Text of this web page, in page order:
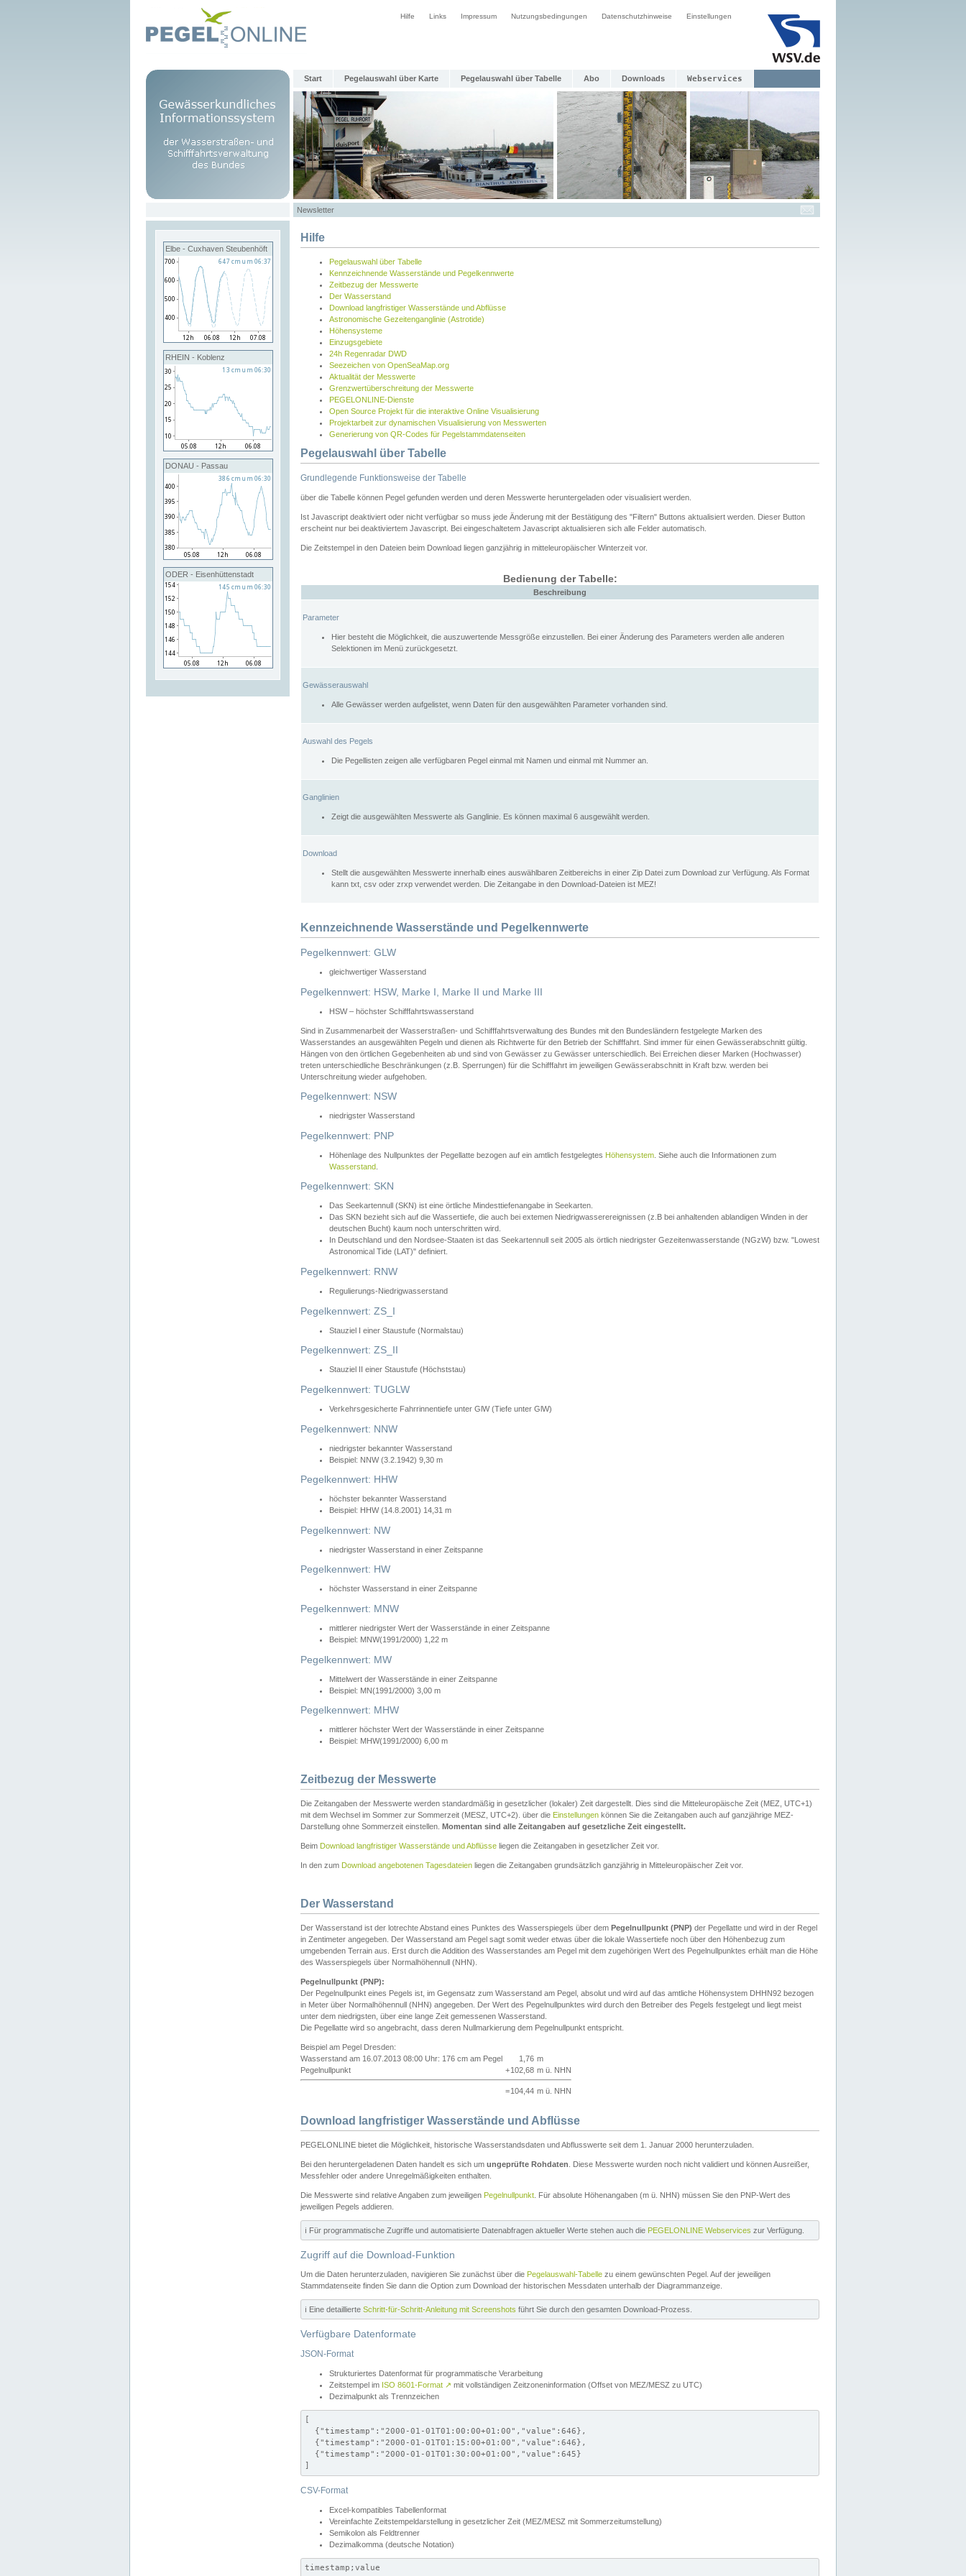
Hilfe Links Impressum Nutzungsbedingungen Datenschutzhinweise Einstellungen
Start Pegelauswahl über Karte Pegelauswahl über Tabelle Abo Downloads Webservices
Newsletter
Elbe - Cuxhaven Steubenhöft
RHEIN - Koblenz
DONAU - Passau
ODER - Eisenhüttenstadt
Hilfe
Pegelauswahl über Tabelle
Kennzeichnende Wasserstände und Pegelkennwerte
Zeitbezug der Messwerte
Der Wasserstand
Download langfristiger Wasserstände und Abflüsse
Astronomische Gezeitenganglinie (Astrotide)
Höhensysteme
Einzugsgebiete
24h Regenradar DWD
Seezeichen von OpenSeaMap.org
Aktualität der Messwerte
Grenzwertüberschreitung der Messwerte
PEGELONLINE-Dienste
Open Source Projekt für die interaktive Online Visualisierung
Projektarbeit zur dynamischen Visualisierung von Messwerten
Generierung von QR-Codes für Pegelstammdatenseiten
Pegelauswahl über Tabelle
Grundlegende Funktionsweise der Tabelle
über die Tabelle können Pegel gefunden werden und deren Messwerte heruntergeladen oder visualisiert werden.
Ist Javascript deaktiviert oder nicht verfügbar so muss jede Änderung mit der Bestätigung des "Filtern" Buttons aktualisiert werden. Dieser Button
erscheint nur bei deaktiviertem Javascript. Bei eingeschaltetem Javascript aktualisieren sich alle Felder automatisch.
Die Zeitstempel in den Dateien beim Download liegen ganzjährig in mitteleuropäischer Winterzeit vor.
Bedienung der Tabelle:
Beschreibung
Parameter
Hier besteht die Möglichkeit, die auszuwertende Messgröße einzustellen. Bei einer Änderung des Parameters werden alle anderen
Selektionen im Menü zurückgesetzt.
Gewässerauswahl
Alle Gewässer werden aufgelistet, wenn Daten für den ausgewählten Parameter vorhanden sind.
Auswahl des Pegels
Die Pegellisten zeigen alle verfügbaren Pegel einmal mit Namen und einmal mit Nummer an.
Ganglinien
Zeigt die ausgewählten Messwerte als Ganglinie. Es können maximal 6 ausgewählt werden.
Download
Stellt die ausgewählten Messwerte innerhalb eines auswählbaren Zeitbereichs in einer Zip Datei zum Download zur Verfügung. Als Format
kann txt, csv oder zrxp verwendet werden. Die Zeitangabe in den Download-Dateien ist MEZ!
Kennzeichnende Wasserstände und Pegelkennwerte
Pegelkennwert: GLW
gleichwertiger Wasserstand
Pegelkennwert: HSW, Marke I, Marke II und Marke III
HSW – höchster Schifffahrtswasserstand
Sind in Zusammenarbeit der Wasserstraßen- und Schifffahrtsverwaltung des Bundes mit den Bundesländern festgelegte Marken des
Wasserstandes an ausgewählten Pegeln und dienen als Richtwerte für den Betrieb der Schifffahrt. Sind immer für einen Gewässerabschnitt gültig.
Hängen von den örtlichen Gegebenheiten ab und sind von Gewässer zu Gewässer unterschiedlich. Bei Erreichen dieser Marken (Hochwasser)
treten unterschiedliche Beschränkungen (z.B. Sperrungen) für die Schifffahrt im jeweiligen Gewässerabschnitt in Kraft bzw. werden bei
Unterschreitung wieder aufgehoben.
Pegelkennwert: NSW
niedrigster Wasserstand
Pegelkennwert: PNP
Höhenlage des Nullpunktes der Pegellatte bezogen auf ein amtlich festgelegtes Höhensystem . Siehe auch die Informationen zum
Wasserstand
Pegelkennwert: SKN
Das Seekartennull (SKN) ist eine örtliche Mindesttiefenangabe in Seekarten.
Das SKN bezieht sich auf die Wassertiefe, die auch bei extemen Niedrigwasserereignissen (z.B bei anhaltenden ablandigen Winden in der
deutschen Bucht) kaum noch unterschritten wird.
In Deutschland und den Nordsee-Staaten ist das Seekartennull seit 2005 als örtlich niedrigster Gezeitenwasserstande (NGzW) bzw. "Lowest
Astronomical Tide (LAT)" definiert.
Pegelkennwert: RNW
Regulierungs-Niedrigwasserstand
Pegelkennwert: ZS_I
Stauziel I einer Staustufe (Normalstau)
Pegelkennwert: ZS_II
Stauziel II einer Staustufe (Höchststau)
Pegelkennwert: TUGLW
Verkehrsgesicherte Fahrrinnentiefe unter GlW (Tiefe unter GlW)
Pegelkennwert: NNW
niedrigster bekannter Wasserstand
Beispiel: NNW (3.2.1942) 9,30 m
Pegelkennwert: HHW
höchster bekannter Wasserstand
Beispiel: HHW (14.8.2001) 14,31 m
Pegelkennwert: NW
niedrigster Wasserstand in einer Zeitspanne
Pegelkennwert: HW
höchster Wasserstand in einer Zeitspanne
Pegelkennwert: MNW
mittlerer niedrigster Wert der Wasserstände in einer Zeitspanne
Beispiel: MNW(1991/2000) 1,22 m
Pegelkennwert: MW
Mittelwert der Wasserstände in einer Zeitspanne
Beispiel: MN(1991/2000) 3,00 m
Pegelkennwert: MHW
mittlerer höchster Wert der Wasserstände in einer Zeitspanne
Beispiel: MHW(1991/2000) 6,00 m
Zeitbezug der Messwerte
Die Zeitangaben der Messwerte werden standardmäßig in gesetzlicher (lokaler) Zeit dargestellt. Dies sind die Mitteleuropäische Zeit (MEZ, UTC+1)
mit dem Wechsel im Sommer zur Sommerzeit (MESZ, UTC+2). über die Einstellungen können Sie die Zeitangaben auch auf ganzjährige MEZ-
Darstellung ohne Sommerzeit einstellen. Momentan sind alle Zeitangaben auf gesetzliche Zeit eingestellt.
Beim Download langfristiger Wasserstände und Abflüsse liegen die Zeitangaben in gesetzlicher Zeit vor.
In den zum Download angebotenen Tagesdateien liegen die Zeitangaben grundsätzlich ganzjährig in Mitteleuropäischer Zeit vor.
Der Wasserstand
Der Wasserstand ist der lotrechte Abstand eines Punktes des Wasserspiegels über dem Pegelnullpunkt (PNP) der Pegellatte und wird in der Regel
in Zentimeter angegeben. Der Wasserstand am Pegel sagt somit weder etwas über die lokale Wassertiefe noch über den Höhenbezug zum
umgebenden Terrain aus. Erst durch die Addition des Wasserstandes am Pegel mit dem zugehörigen Wert des Pegelnullpunktes erhält man die Höhe
des Wasserspiegels über Normalhöhennull (NHN).
Pegelnullpunkt (PNP):
Der Pegelnullpunkt eines Pegels ist, im Gegensatz zum Wasserstand am Pegel, absolut und wird auf das amtliche Höhensystem DHHN92 bezogen
in Meter über Normalhöhennull (NHN) angegeben. Der Wert des Pegelnullpunktes wird durch den Betreiber des Pegels festgelegt und liegt meist
unter dem niedrigsten, über eine lange Zeit gemessenen Wasserstand.
Die Pegellatte wird so angebracht, dass deren Nullmarkierung dem Pegelnullpunkt entspricht.
Beispiel am Pegel Dresden:
Wasserstand am 16.07.2013 08:00 Uhr: 176 cm am Pegel
1,76 m
Pegelnullpunkt
+102,68 m ü. NHN
=104,44 m ü. NHN
Download langfristiger Wasserstände und Abflüsse
PEGELONLINE bietet die Möglichkeit, historische Wasserstandsdaten und Abflusswerte seit dem 1. Januar 2000 herunterzuladen.
Bei den heruntergeladenen Daten handelt es sich um ungeprüfte Rohdaten . Diese Messwerte wurden noch nicht validiert und können Ausreißer,
Messfehler oder andere Unregelmäßigkeiten enthalten.
Die Messwerte sind relative Angaben zum jeweiligen Pegelnullpunkt . Für absolute Höhenangaben (m ü. NHN) müssen Sie den PNP-Wert des
jeweiligen Pegels addieren.
ℹ️ Für programmatische Zugriffe und automatisierte Datenabfragen aktueller Werte stehen auch die PEGELONLINE Webservices zur Verfügung.
Zugriff auf die Download-Funktion
Um die Daten herunterzuladen, navigieren Sie zunächst über die Pegelauswahl-Tabelle zu einem gewünschten Pegel. Auf der jeweiligen
Stammdatenseite finden Sie dann die Option zum Download der historischen Messdaten unterhalb der Diagrammanzeige.
ℹ️ Eine detaillierte Schritt-für-Schritt-Anleitung mit Screenshots führt Sie durch den gesamten Download-Prozess.
Verfügbare Datenformate
JSON-Format
Strukturiertes Datenformat für programmatische Verarbeitung
Zeitstempel im ISO 8601-Format ↗ mit vollständigen Zeitzoneninformation (Offset von MEZ/MESZ zu UTC)
Dezimalpunkt als Trennzeichen
[
  {"timestamp":"2000-01-01T01:00:00+01:00","value":646},
  {"timestamp":"2000-01-01T01:15:00+01:00","value":646},
  {"timestamp":"2000-01-01T01:30:00+01:00","value":645}
]
CSV-Format
Excel-kompatibles Tabellenformat
Vereinfachte Zeitstempeldarstellung in gesetzlicher Zeit (MEZ/MESZ mit Sommerzeitumstellung)
Semikolon als Feldtrenner
Dezimalkomma (deutsche Notation)
timestamp;value